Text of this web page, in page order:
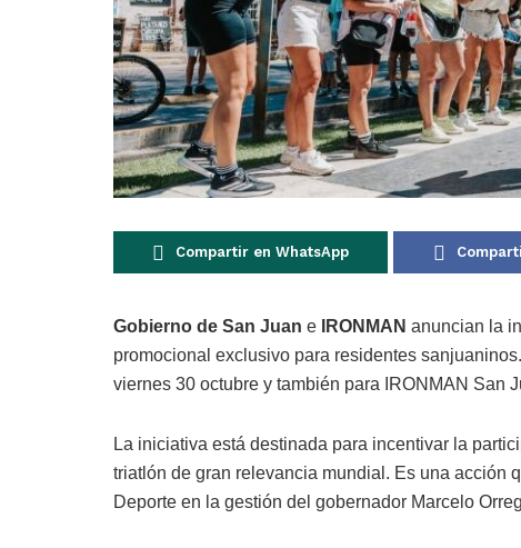
Compartir en WhatsApp
Gobierno de San Juan e IRONMAN anuncian la
promocional exclusivo para residentes
viernes 30 octubre y también para IRONMAN San
La iniciativa está destinada para incentivar la
triatlón de gran relevancia mundial. Es una acción
Deporte en la gestión del gobernador Marcelo